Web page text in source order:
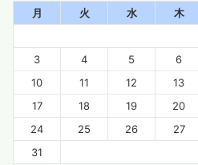
月 火 水 木
3
4 5 6
10
11 12 13
17
18 19 20
24
25 26 27
31